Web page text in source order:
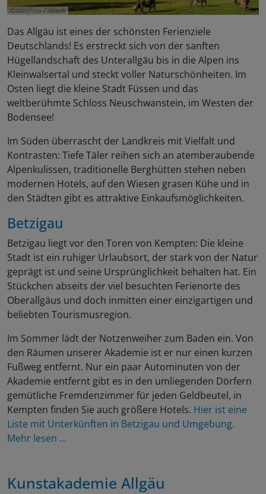
asiafoto / iStock
Das Allgäu ist eines der schönsten Ferienziele
Deutschlands! Es erstreckt sich von der sanften
Hügellandschaft des Unterallgäu bis in die Alpen ins
Kleinwalsertal und steckt voller Naturschönheiten. Im
Osten liegt die kleine Stadt Füssen und das
weltberühmte Schloss Neuschwanstein, im Westen der
Bodensee!
Im Süden überrascht der Landkreis mit Vielfalt und
Kontrasten: Tiefe Täler reihen sich an atemberaubende
Alpenkulissen, traditionelle Berghütten stehen neben
modernen Hotels, auf den Wiesen grasen Kühe und in
den Städten gibt es attraktive Einkaufsmöglichkeiten.
Betzigau
Betzigau liegt vor den Toren von Kempten: Die kleine
Stadt ist ein ruhiger Urlaubsort, der stark von der Natur
geprägt ist und seine Ursprünglichkeit behalten hat. Ein
Stückchen abseits der viel besuchten Ferienorte des
Oberallgäus und doch inmitten einer einzigartigen und
beliebten Tourismusregion.
Im Sommer lädt der Notzenweiher zum Baden ein. Von
den Räumen unserer Akademie ist er nur einen kurzen
Fußweg entfernt. Nur ein paar Autominuten von der
Akademie entfernt gibt es in den umliegenden Dörfern
gemütliche Fremdenzimmer für jeden Geldbeutel, in
Kempten finden Sie auch größere Hotels. Hier ist eine
Liste mit Unterkünften in Betzigau und Umgebung.
Mehr lesen ...
Kunstakademie Allgäu